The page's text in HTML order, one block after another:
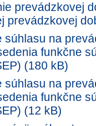
prevádzkovej
prevádzkovej
súhlasu na
funkčne
(180 kB)
súhlasu na
funkčne
(12 kB)